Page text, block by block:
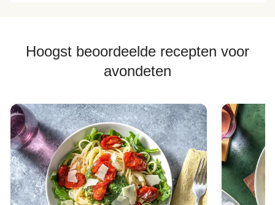
Hoogst beoordeelde recepten voor
avondeten